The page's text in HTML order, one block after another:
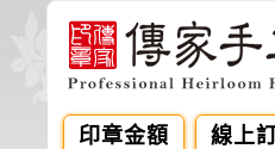
印章金額 線上